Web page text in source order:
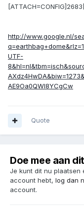
http://www.google.nl/
UTF-
AE9Oa0QWI8YCgCw
Quote
Doe mee aan
Je kunt dit nu plaatsen
account hebt, log dan
account.